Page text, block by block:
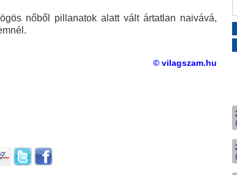
nőből pillanatok alatt vált ártatlan naivává,
© vilagszam.hu